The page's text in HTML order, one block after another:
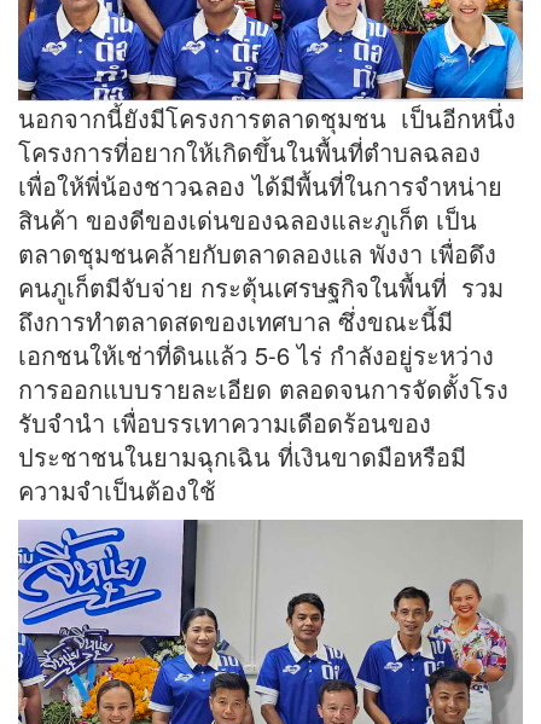
นอกจากนี้ยังมีโครงการตลาดชุมชน เป็นอีกหนึ่ง
โครงการที่อยากให้เกิดขึ้นในพื้นที่ตำบลฉลอง
เพื่อให้พี่น้องชาวฉลอง ได้มีพื้นที่ในการจำหน่าย
สินค้า ของดีของเด่นของฉลองและภูเก็ต เป็น
ตลาดชุมชนคล้ายกับตลาดลองแล พังงา เพื่อดึง
คนภูเก็ตมีจับจ่าย กระตุ้นเศรษฐกิจในพื้นที่ รวม
ถึงการทำตลาดสดของเทศบาล ซึ่งขณะนี้มี
เอกชนให้เช่าที่ดินแล้ว 5-6 ไร่ กำลังอยู่ระหว่าง
การออกแบบรายละเอียด ตลอดจนการจัดตั้งโรง
รับจำนำ เพื่อบรรเทาความเดือดร้อนของ
ประชาชนในยามฉุกเฉิน ที่เงินขาดมือหรือมี
ความจำเป็นต้องใช้